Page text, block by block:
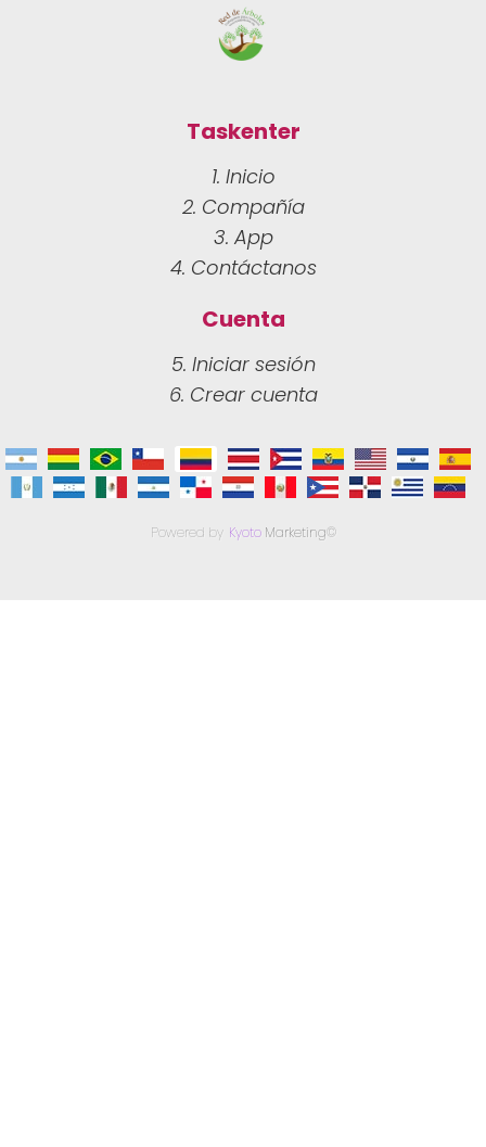
Taskenter
1. Inicio
2. Compañía
3. App
4. Contáctanos
Cuenta
5. Iniciar sesión
6. Crear cuenta
Powered by Kyoto Marketing©